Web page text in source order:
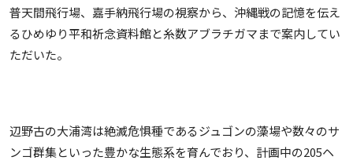
普天間飛行場、嘉手納飛行場の視察から、沖縄戦の記憶を伝え
るひめゆり平和祈念資料館と糸数アブラチガマまで案内してい
ただいた。
辺野古の大浦湾は絶滅危惧種であるジュゴンの藻場や数々のサ
ンゴ群集といった豊かな生態系を育んでおり、計画中の205ヘ